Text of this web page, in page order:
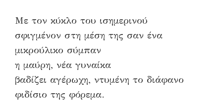
Με τον κύκλο του ισημερινού
σφιγμένον στη μέση της σαν ένα
μικρούλικο σύμπαν
η μαύρη, νέα γυναίκα
βαδίζει αγέρωχη, ντυμένη το διάφανο
φιδίσιο της φόρεμα.